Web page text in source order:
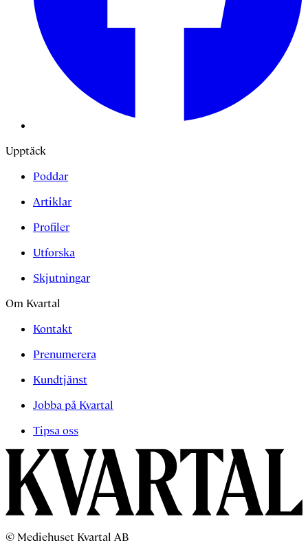
Upptäck
Poddar
Artiklar
Profiler
Utforska
Skjutningar
Om Kvartal
Kontakt
Prenumerera
Kundtjänst
Jobba på Kvartal
Tipsa oss
© Mediehuset Kvartal AB